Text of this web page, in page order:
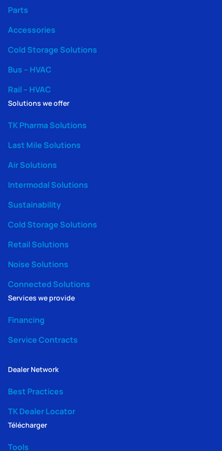
Parts
Accessories
Cold Storage Solutions
Bus – HVAC
Rail – HVAC
Solutions we offer
TK Pharma Solutions
Last Mile Solutions
Air Solutions
Intermodal Solutions
Sustainability
Cold Storage Solutions
Retail Solutions
Noise Solutions
Connected Solutions
Services we provide
Financing
Service Contracts
Dealer Network
Best Practices
TK Dealer Locator
Télécharger
Tools